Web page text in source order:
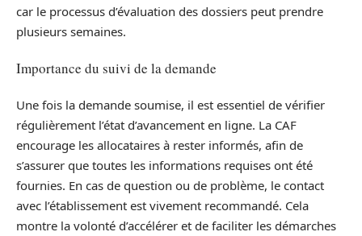
car le processus d’évaluation des dossiers peut prendre
plusieurs semaines.
Importance du suivi de la demande
Une fois la demande soumise, il est essentiel de vérifier
régulièrement l’état d’avancement en ligne. La CAF
encourage les allocataires à rester informés, afin de
s’assurer que toutes les informations requises ont été
fournies. En cas de question ou de problème, le contact
avec l’établissement est vivement recommandé. Cela
montre la volonté d’accélérer et de faciliter les démarches